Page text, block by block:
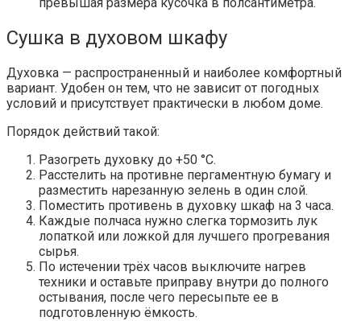
Сушка в духовом шкафу
Духовка — распространенный и наиболее комфортный
вариант. Удобен он тем, что не зависит от погодных
условий и присутствует практически в любом доме.
Порядок действий такой:
Разогреть духовку до +50 °С.
Расстелить на противне пергаментную бумагу и
разместить нарезанную зелень в один слой.
Поместить противень в духовку шкаф на 3 часа.
Каждые полчаса нужно слегка тормозить лук
лопаткой или ложкой для лучшего прогревания
сырья.
По истечении трёх часов выключите нагрев
техники и оставьте приправу внутри до полного
остывания, после чего пересыпьте ее в
подготовленную ёмкость.